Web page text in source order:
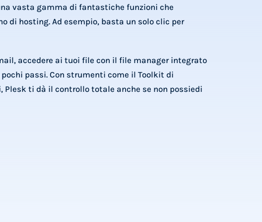
vasta gamma di fantastiche funzioni che
di hosting. Ad esempio, basta un solo clic per
accedere ai tuoi file con il file manager integrato
passi. Con strumenti come il Toolkit di
Plesk ti dà il controllo totale anche se non possiedi